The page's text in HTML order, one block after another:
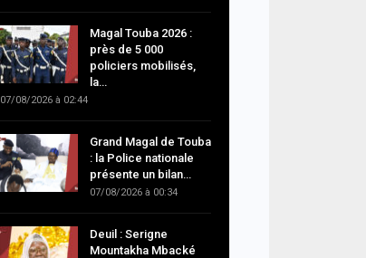
Magal Touba 2026 :
près de 5 000
policiers mobilisés,
la…
07/08/2026 à 02:44
Grand Magal de Touba
: la Police nationale
présente un bilan…
07/08/2026 à 00:34
Deuil : Serigne
Mountakha Mbacké